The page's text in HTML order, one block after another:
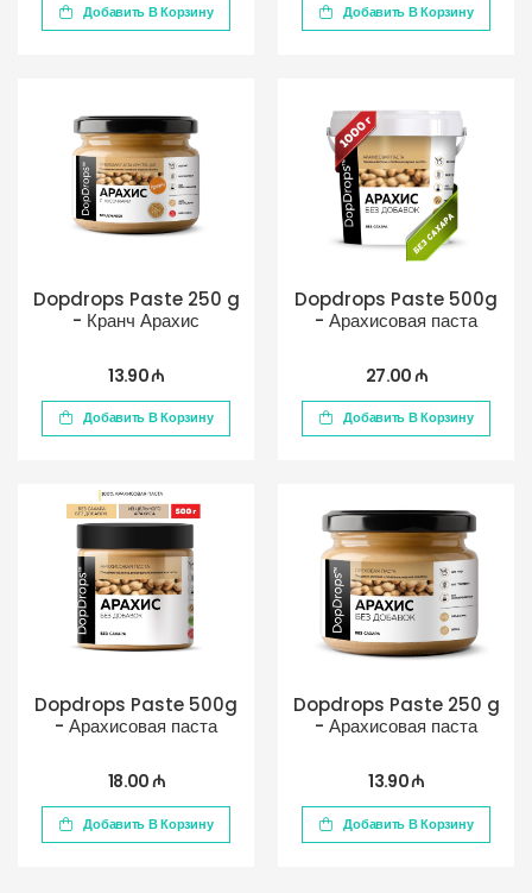
Добавить В Корзину Добавить В Корзину
Dopdrops Paste 250 g
- Кранч Арахис
13.90 ₼
Добавить В Корзину
Dopdrops Paste 500g
- Арахисовая паста
27.00 ₼
Добавить В Корзину
Dopdrops Paste 500g
- Арахисовая паста
18.00 ₼
Добавить В Корзину
Dopdrops Paste 250 g
- Арахисовая паста
13.90 ₼
Добавить В Корзину